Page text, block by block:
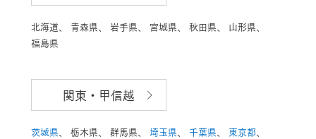
北海道、 青森県、 岩手県、 宮城県、 秋田県、
山形県、
福島県
関東・甲信越
茨城県 栃木県、 群馬県、 埼玉県 千葉県 東京都